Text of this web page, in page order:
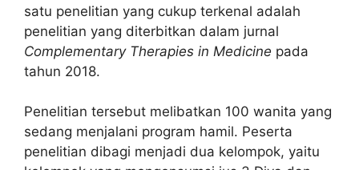
satu penelitian yang cukup terkenal adalah
penelitian yang diterbitkan dalam jurnal
Complementary Therapies in Medicine pada
tahun 2018.
Penelitian tersebut melibatkan 100 wanita yang
sedang menjalani program hamil. Peserta
penelitian dibagi menjadi dua kelompok, yaitu